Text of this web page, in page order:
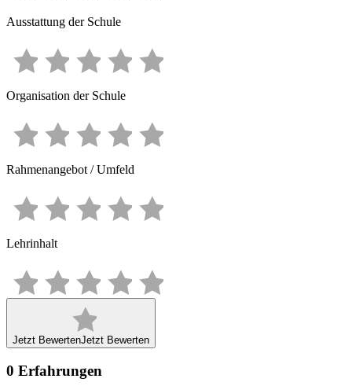
Ausstattung der Schule
Organisation der Schule
Rahmenangebot / Umfeld
Lehrinhalt
Jetzt BewertenJetzt Bewerten
0 Erfahrungen